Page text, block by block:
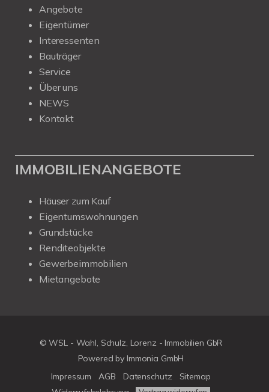
Angebote
Eigentümer
Interessenten
Bauträger
Service
Über uns
NEWS
Kontakt
IMMOBILIENANGEBOTE
Häuser zum Kauf
Eigentumswohnungen
Grundstücke
Renditeobjekte
Gewerbeimmobilien
Mietangebote
© WSL - Wahl, Schulz, Lorenz - Immobilien GbR
Powered by Immonia GmbH
Impressum
AGB Datenschutz
Sitemap